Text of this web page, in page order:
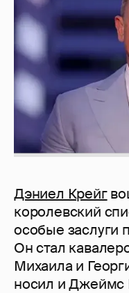
Дэниел Крейг
королевский
особые заслуги
Он стал
Михаила и
носил и Джеймс